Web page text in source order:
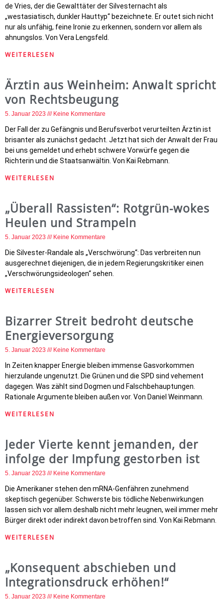
de Vries, der die Gewalttäter der Silvesternacht als
„westasiatisch, dunkler Hauttyp“ bezeichnete. Er outet sich nicht
nur als unfähig, feine Ironie zu erkennen, sondern vor allem als
ahnungslos. Von Vera Lengsfeld.
WEITERLESEN
Ärztin aus Weinheim: Anwalt spricht
von Rechtsbeugung
5. Januar 2023 Keine Kommentare
Der Fall der zu Gefängnis und Berufsverbot verurteilten Ärztin ist
brisanter als zunächst gedacht. Jetzt hat sich der Anwalt der Frau
bei uns gemeldet und erhebt schwere Vorwürfe gegen die
Richterin und die Staatsanwältin. Von Kai Rebmann.
WEITERLESEN
„Überall Rassisten“: Rotgrün-wokes
Heulen und Strampeln
5. Januar 2023 Keine Kommentare
Die Silvester-Randale als „Verschwörung“: Das verbreiten nun
ausgerechnet diejenigen, die in jedem Regierungskritiker einen
„Verschwörungsideologen“ sehen.
WEITERLESEN
Bizarrer Streit bedroht deutsche
Energieversorgung
5. Januar 2023 Keine Kommentare
In Zeiten knapper Energie bleiben immense Gasvorkommen
hierzulande ungenutzt. Die Grünen und die SPD sind vehement
dagegen. Was zählt sind Dogmen und Falschbehauptungen.
Rationale Argumente bleiben außen vor. Von Daniel Weinmann.
WEITERLESEN
Jeder Vierte kennt jemanden, der
infolge der Impfung gestorben ist
5. Januar 2023 Keine Kommentare
Die Amerikaner stehen den mRNA-Genfähren zunehmend
skeptisch gegenüber. Schwerste bis tödliche Nebenwirkungen
lassen sich vor allem deshalb nicht mehr leugnen, weil immer mehr
Bürger direkt oder indirekt davon betroffen sind. Von Kai Rebmann.
WEITERLESEN
„Konsequent abschieben und
Integrationsdruck erhöhen!“
5. Januar 2023 Keine Kommentare